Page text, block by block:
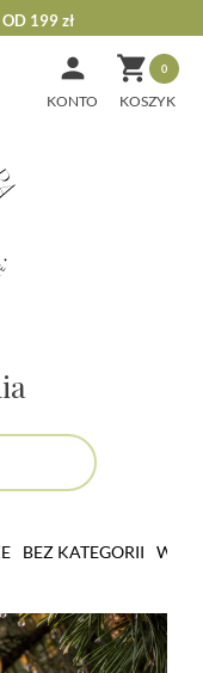
199 zł
 0

KONTO
BEZ KATEGORII